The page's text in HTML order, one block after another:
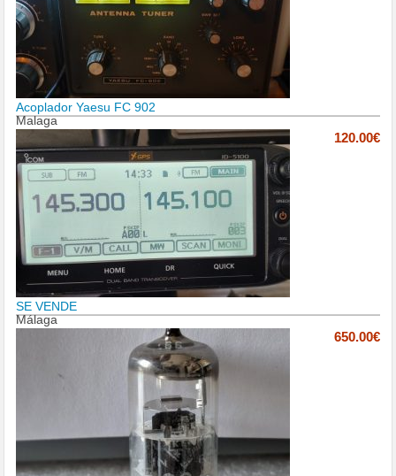
Acoplador Yaesu FC 902
Malaga
120.00€
SE VENDE
Málaga
650.00€